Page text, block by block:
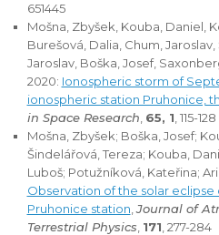
651445
Mošna, Zbyšek, Kouba, Daniel,
Burešová, Dalia, Chum,
Jaroslav, Boška, Josef,
2020: Ionospheric storm of
ionospheric station Pruhonice,
in Space Research 65, 1 , 115-128
Mošna, Zbyšek; Boška, Josef;
Šindelářová, Tereza; Kouba,
Luboš; Potužníková, Kateřina;
Observation of the solar eclipse
Pruhonice station ,Journal of
Terrestrial Physics 171 , 277-284